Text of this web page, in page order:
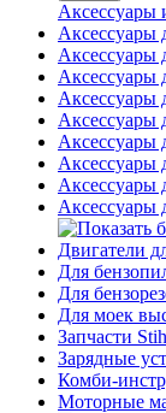
Аксессуары
Аксессуары
Аксессуары
Аксессуары
Аксессуары
Аксессуары
Аксессуары
Аксессуары
Аксессуары
Аксессуары
Двигатели
Для
Для
Для моек
Запчасти
Зарядные
Комби-
Моторные